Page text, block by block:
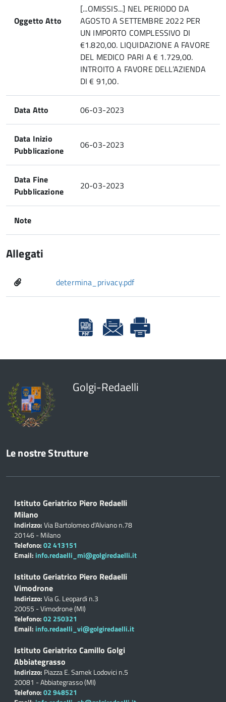
Oggetto Atto
[...OMISSIS...] NEL PERIODO DA
AGOSTO A SETTEMBRE 2022 PER
UN IMPORTO COMPLESSIVO DI
€1.820,00. LIQUIDAZIONE A FAVORE
DEL MEDICO PARI A € 1.729,00.
INTROITO A FAVORE DELL’AZIENDA
DI € 91,00.
Data Atto 06-03-2023
Data Inizio
Pubblicazione
06-03-2023
Data Fine
Pubblicazione
20-03-2023
Note
Allegati
determina_privacy.pdf
Golgi-Redaelli
Le nostre Strutture
Istituto Geriatrico Piero Redaelli
Milano
Indirizzo:Via Bartolomeo d'Alviano n.78
20146 - Milano
Telefono:02 413151
Email: info.redaelli_mi@golgiredaelli.it
Istituto Geriatrico Piero Redaelli
Vimodrone
Indirizzo:Via G. Leopardi n.3
20055 - Vimodrone (MI)
Telefono:02 250321
Email: info.redaelli_vi@golgiredaelli.it
Istituto Geriatrico Camillo Golgi
Abbiategrasso
Indirizzo: Piazza E. Samek Lodovici n.5
20081 - Abbiategrasso (MI)
Telefono:02 948521